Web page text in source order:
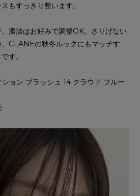
もすっきり整います。
濃淡はお好みで調整OK。さりげない
CLANEの秋冬ルックにもマッチす
す。
ョン ブラッシュ 14 クラウド フルー